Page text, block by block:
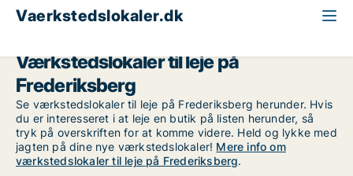
Vaerkstedslokaler.dk
Værkstedslokaler til leje på
Frederiksberg
Se værkstedslokaler til leje på Frederiksberg herunder. Hvis
du er interesseret i at leje en butik på listen herunder, så
tryk på overskriften for at komme videre. Held og lykke med
jagten på dine nye værkstedslokaler! Mere info om
værkstedslokaler til leje på Frederiksberg.